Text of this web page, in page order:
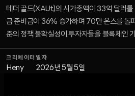
테더 골드(XAUt)의 시가총액이 33억 달러
금 준비금이 36% 증가하며 70만 온스를 돌
준의 정책 불확실성이 투자자들을 블록체인
크리에이터
Heny
일자
2026년 5월 5일